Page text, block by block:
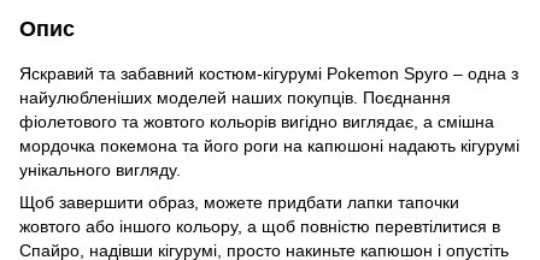
Опис
Яскравий та забавний костюм-кігурумі Pokemon Spyro – одна з
найулюбленіших моделей наших покупців. Поєднання
фіолетового та жовтого кольорів вигідно виглядає, а смішна
мордочка покемона та його роги на капюшоні надають кігурумі
унікального вигляду.
Щоб завершити образ, можете придбати лапки тапочки
жовтого або іншого кольору, а щоб повністю перевтілитися в
Спайро, надівши кігурумі, просто накиньте капюшон і опустіть